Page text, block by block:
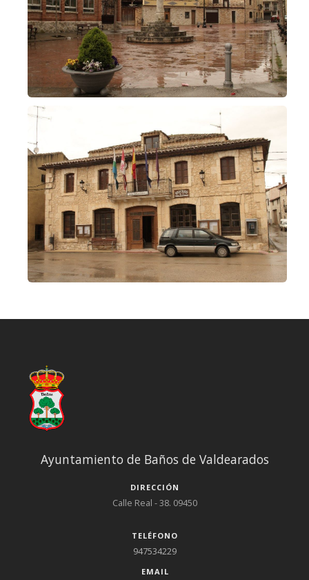
Ayuntamiento de Baños de Valdearados
DIRECCIÓN
Calle Real - 38. 09450
TELÉFONO
947534229
EMAIL